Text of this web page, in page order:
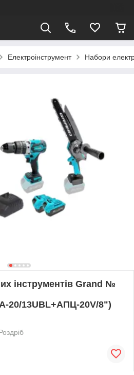
Електроінструмент Набори
інструментів Grand №
20/13UBL+АПЦ-20V/8")